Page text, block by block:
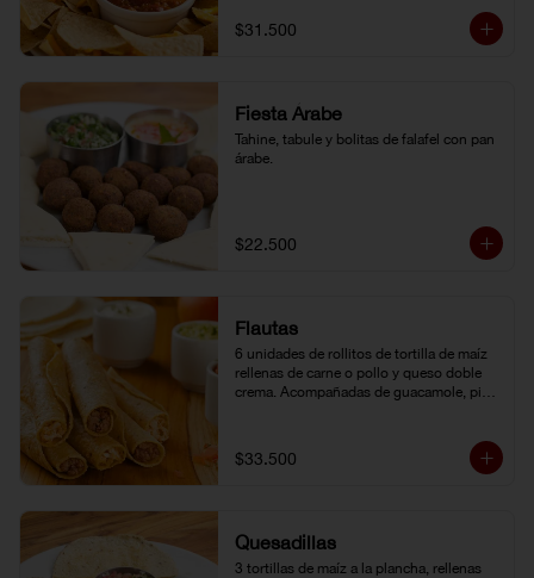
$31.500
Fiesta Árabe
Tahine, tabule y bolitas de falafel con pan
árabe.
$22.500
Flautas
6 unidades de rollitos de tortilla de maíz
rellenas de carne o pollo y queso doble
crema. Acompañadas de guacamole, pico
$33.500
Quesadillas
3 tortillas de maíz a la plancha, rellenas